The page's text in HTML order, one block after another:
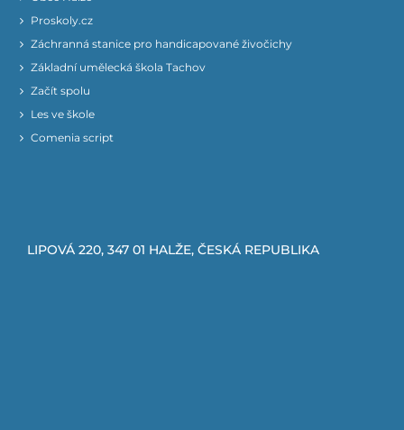
Proskoly.cz
Záchranná stanice pro handicapované živočichy
Základní umělecká škola Tachov
Začít spolu
Les ve škole
Comenia script
LIPOVÁ 220, 347 01 HALŽE, ČESKÁ REPUBLIKA